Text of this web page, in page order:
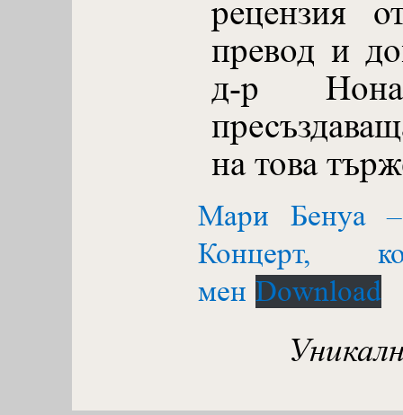
рецензия
превод и
д-р Нона
на това
Мари Бенуа –
Концерт,
мен Download